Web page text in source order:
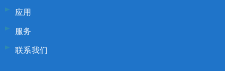
应用
服务
联系我们